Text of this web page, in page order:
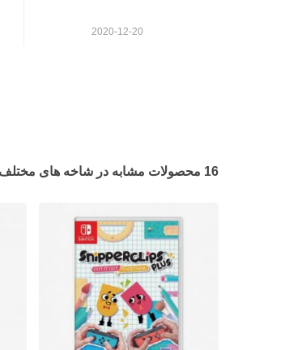
2020-12-20
16 محصولات مشابه در شاخه های مختلف: